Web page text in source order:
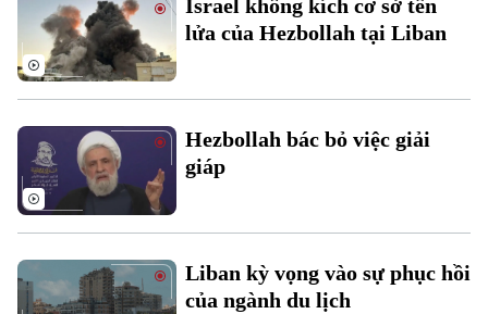
Theo dõi Hà Nội On
Thời trang
Âm nhạc
Israel không kích cơ sở tên
lửa của Hezbollah tại Liban
Hezbollah bác bỏ việc giải
giáp
Liban kỳ vọng vào sự phục hồi
của ngành du lịch